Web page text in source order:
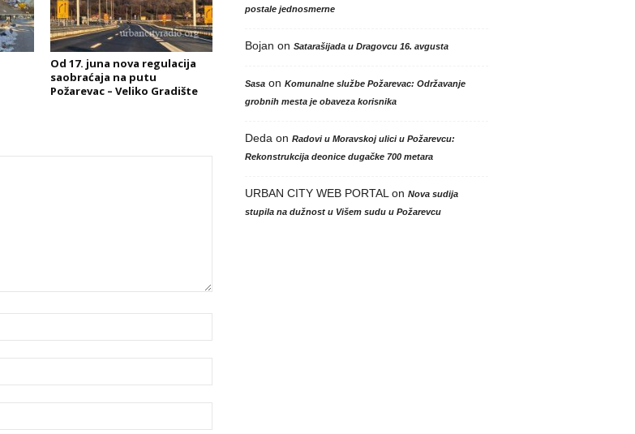
Od 17. juna nova regulacija
saobraćaja na putu
Požarevac – Veliko Gradište
postale jednosmerne
Bojan on Satarašijada u Dragovcu 16. avgusta
Sasaon Komunalne službe Požarevac: Održavanje
grobnih mesta je obaveza korisnika
Deda on Radovi u Moravskoj ulici u Požarevcu:
Rekonstrukcija deonice dugačke 700 metara
URBAN CITY WEB PORTAL on Nova sudija
stupila na dužnost u Višem sudu u Požarevcu